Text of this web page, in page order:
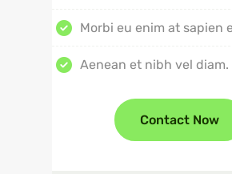
Morbi eu enim at sapien
Aenean et nibh vel diam.
Contact Now